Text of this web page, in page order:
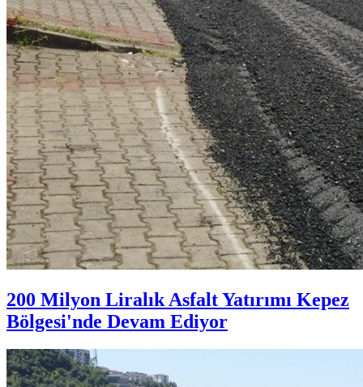
200 Milyon Liralık Asfalt Yatırımı Kepez
Bölgesi'nde Devam Ediyor